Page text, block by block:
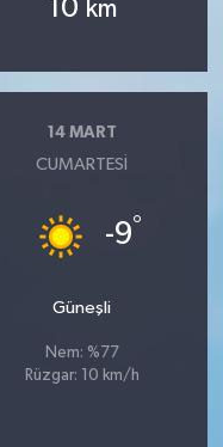
10 km
14 MART
CUMARTESI
-9°
Güneşli
Nem: %77
Rüzgar: 10 km/h